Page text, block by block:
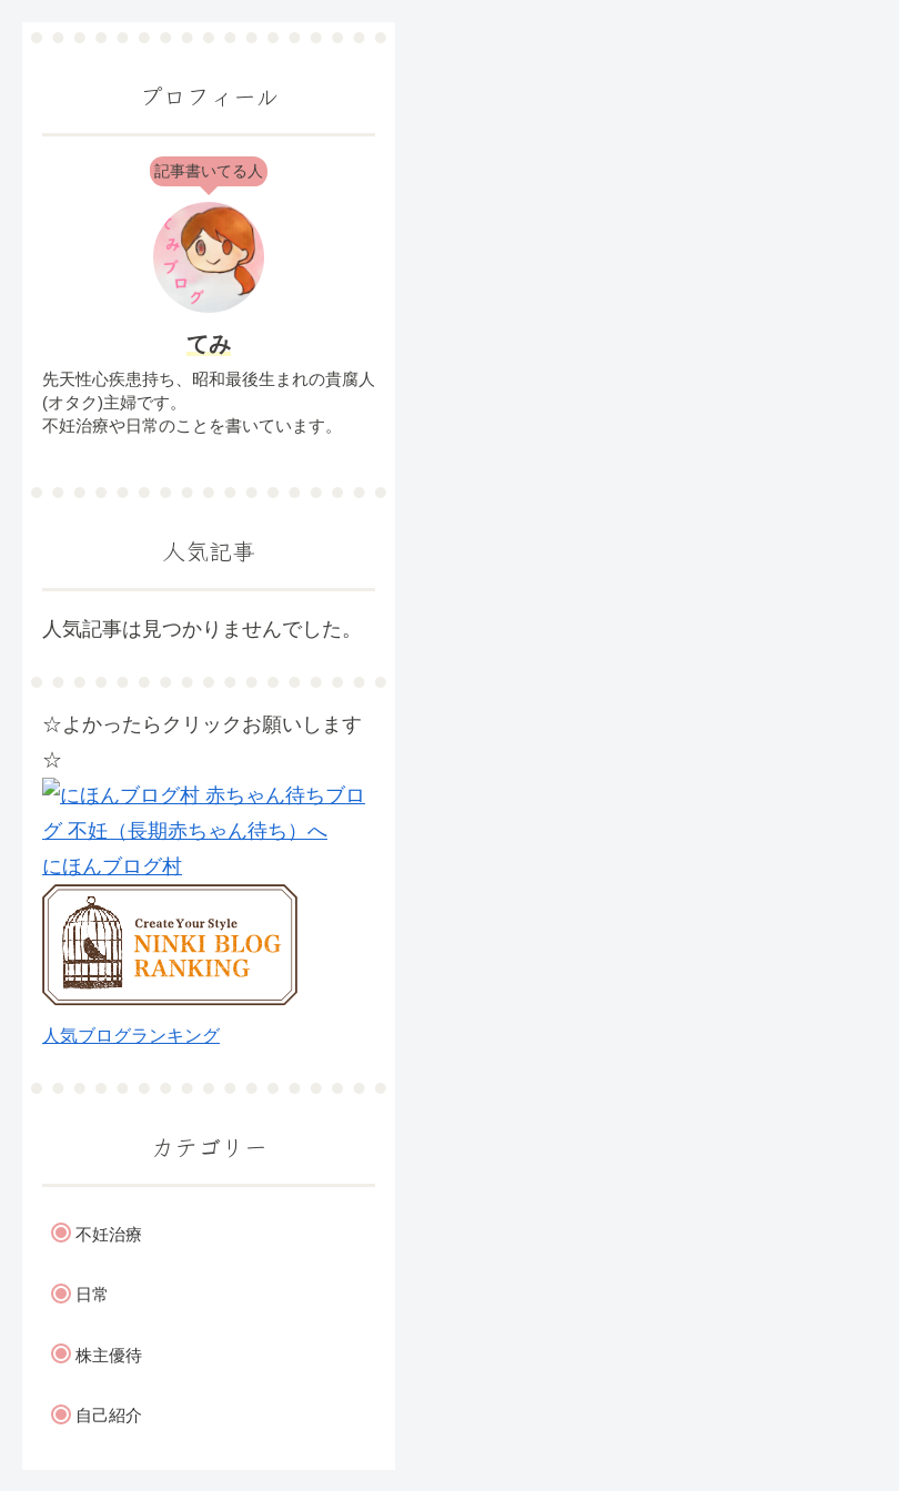
プロフィール
記事書いてる人
てみ
先天性心疾患持ち、昭和最後生まれの貴腐人
(オタク)主婦です。
不妊治療や日常のことを書いています。
人気記事
人気記事は見つかりませんでした。
☆よかったらクリックお願いします
☆
にほんブログ村
人気ブログランキング
カテゴリー
不妊治療
日常
株主優待
自己紹介